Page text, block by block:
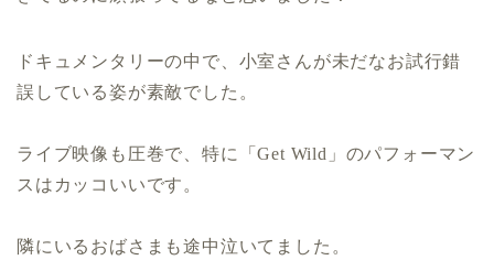
ドキュメンタリーの中で、小室さんが未だなお試行錯
誤している姿が素敵でした。
ライブ映像も圧巻で、特に「Get Wild」のパフォーマン
スはカッコいいです。
隣にいるおばさまも途中泣いてました。